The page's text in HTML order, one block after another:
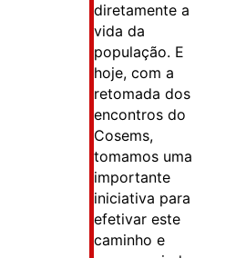
diretamente a
vida da
população. E
hoje, com a
retomada dos
encontros do
Cosems,
tomamos uma
importante
iniciativa para
efetivar este
caminho e